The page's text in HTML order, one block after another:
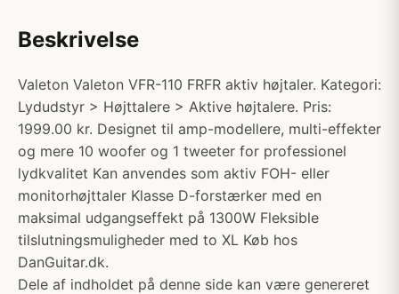
Beskrivelse
Valeton Valeton VFR-110 FRFR aktiv højtaler. Kategori:
Lydudstyr > Højttalere > Aktive højtalere. Pris:
1999.00 kr. Designet til amp-modellere, multi-effekter
og mere 10 woofer og 1 tweeter for professionel
lydkvalitet Kan anvendes som aktiv FOH- eller
monitorhøjttaler Klasse D-forstærker med en
maksimal udgangseffekt på 1300W Fleksible
tilslutningsmuligheder med to XL Køb hos
DanGuitar.dk.
Dele af indholdet på denne side kan være genereret